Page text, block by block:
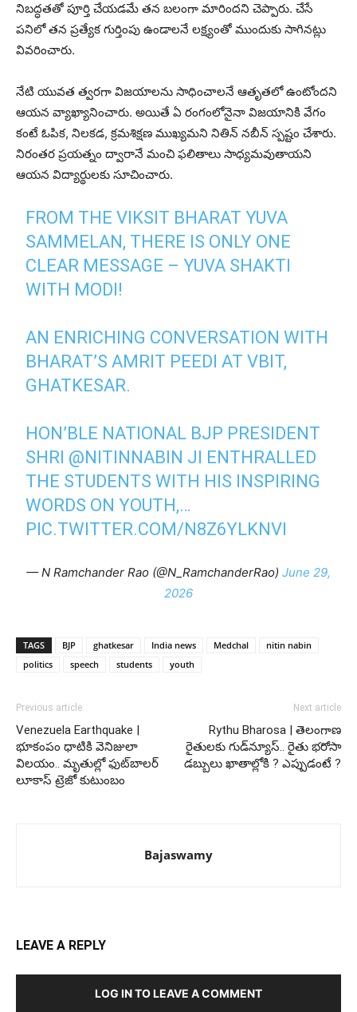
నిబద్ధతతో పూర్తి చేయడమే తన బలంగా మారిందని చెప్పారు. చేసే
పనిలో తన ప్రత్యేక గుర్తింపు ఉండాలనే లక్ష్యంతో ముందుకు సాగినట్లు
వివరించారు.
నేటి యువత త్వరగా విజయాలను సాధించాలనే ఆతృతలో ఉంటోందని
ఆయన వ్యాఖ్యానించారు. అయితే ఏ రంగంలోనైనా విజయానికి వేగం
కంటే ఓపిక, నిలకడ, క్రమశిక్షణ ముఖ్యమని నితిన్ నబీన్ స్పష్టం చేశారు.
నిరంతర ప్రయత్నం ద్వారానే మంచి ఫలితాలు సాధ్యమవుతాయని
ఆయన విద్యార్థులకు సూచించారు.
FROM THE VIKSIT BHARAT YUVA
SAMMELAN, THERE IS ONLY ONE
CLEAR MESSAGE – YUVA SHAKTI
WITH MODI!
AN ENRICHING CONVERSATION WITH
BHARAT’S AMRIT PEEDI AT VBIT,
GHATKESAR.
HON’BLE NATIONAL BJP PRESIDENT
SHRI @NITINNABIN JI ENTHRALLED
THE STUDENTS WITH HIS INSPIRING
WORDS ON YOUTH,…
PIC.TWITTER.COM/N8Z6YLKNVI
— N Ramchander Rao (@N_RamchanderRao) June 29,
2026
TAGS BJP ghatkesar India news Medchal
nitin nabin
politics
speech students youth
Previous article
Venezuela Earthquake |
భూకంపం ధాటికి వెనిజులా
విలయం.. మృతుల్లో ఫుట్‌బాలర్
లూకాస్ ట్రెజో కుటుంబం
Next article
Rythu Bharosa | తెలంగాణ
రైతులకు గుడ్‌న్యూస్.. రైతు భరోసా
డబ్బులు ఖాతాల్లోకి ? ఎప్పుడంటే ?
Bajaswamy
LEAVE A REPLY
LOG IN TO LEAVE A COMMENT